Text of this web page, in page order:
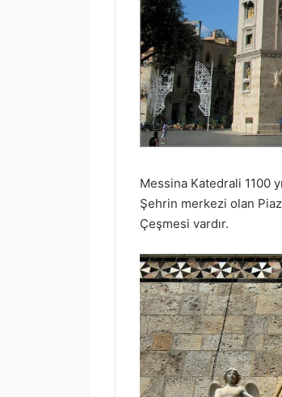
Messina Katedrali 1100
Şehrin merkezi olan
Çeşmesi vardır.